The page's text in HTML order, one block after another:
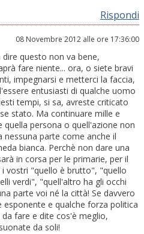
Rispondi
08 Novembre 2012 alle ore 17:36:00
questo non va bene,
fare niente... ora, o siete bravi
impegnarsi e metterci la faccia,
entusiasti di qualche uomo
tempi, si sa, avreste criticato
stato. Ma continuare mille e
persona o quell'azione non
parte come anche il
bianca. Perchè non dare una
in corsa per le primarie, per il
vostri "quello è brutto", "quello
verdi", "quell'altro ha gli occhi
parte voi né la città! Se davvero
esponente e qualche forza politica
fare e dite cos'è meglio,
da soli!